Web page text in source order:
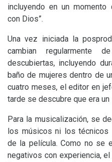
incluyendo en un momento
con Dios”.
Una vez iniciada la
cambian regularmente
descubiertas, incluyendo
baño de mujeres dentro de
cuatro meses, el editor en
tarde se descubre que era
Para la musicalización, se
los músicos ni los técnicos
de la película. Como no se
negativos con experiencia,